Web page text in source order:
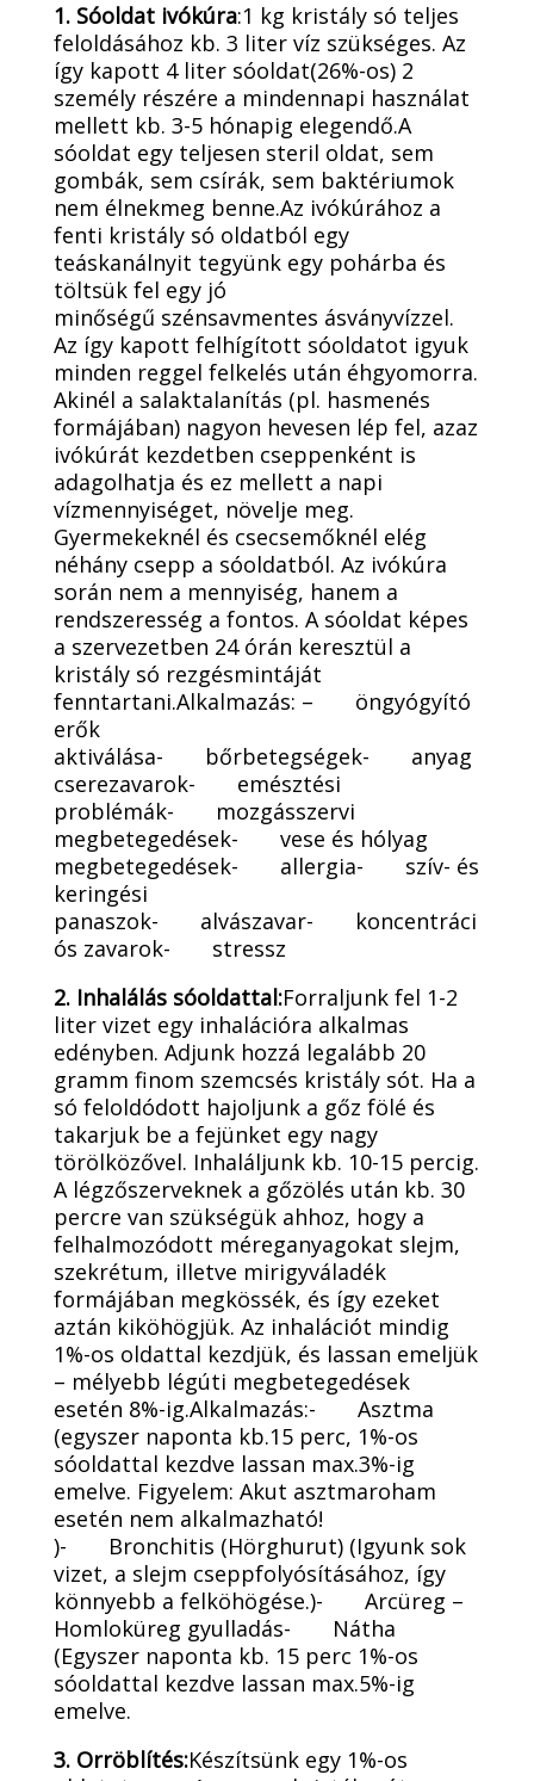
1. Sóoldat ivókúra:1 kg kristály só teljes
feloldásához kb. 3 liter víz szükséges. Az
így kapott 4 liter sóoldat(26%-os) 2
személy részére a mindennapi használat
mellett kb. 3-5 hónapig elegendő.A
sóoldat egy teljesen steril oldat, sem
gombák, sem csírák, sem baktériumok
nem élnekmeg benne.Az ivókúrához a
fenti kristály só oldatból egy
teáskanálnyit tegyünk egy pohárba és
töltsük fel egy jó
minőségű szénsavmentes ásványvízzel.
Az így kapott felhígított sóoldatot igyuk
minden reggel felkelés után éhgyomorra.
Akinél a salaktalanítás (pl. hasmenés
formájában) nagyon hevesen lép fel, azaz
ivókúrát kezdetben cseppenként is
adagolhatja és ez mellett a napi
vízmennyiséget, növelje meg.
Gyermekeknél és csecsemőknél elég
néhány csepp a sóoldatból. Az ivókúra
során nem a mennyiség, hanem a
rendszeresség a fontos. A sóoldat képes
a szervezetben 24 órán keresztül a
kristály só rezgésmintáját
fenntartani.Alkalmazás: – öngyógyító
erők
aktiválása- bőrbetegségek- anyag
cserezavarok- emésztési
problémák- mozgásszervi
megbetegedések- vese és hólyag
megbetegedések- allergia- szív- és
keringési
panaszok- alvászavar- koncentráci
ós zavarok- stressz
2. Inhalálás sóoldattal:Forraljunk fel 1-2
liter vizet egy inhalációra alkalmas
edényben. Adjunk hozzá legalább 20
gramm finom szemcsés kristály sót. Ha a
só feloldódott hajoljunk a gőz fölé és
takarjuk be a fejünket egy nagy
törölközővel. Inhaláljunk kb. 10-15 percig.
A légzőszerveknek a gőzölés után kb. 30
percre van szükségük ahhoz, hogy a
felhalmozódott méreganyagokat slejm,
szekrétum, illetve mirigyváladék
formájában megkössék, és így ezeket
aztán kiköhögjük. Az inhalációt mindig
1%-os oldattal kezdjük, és lassan emeljük
– mélyebb légúti megbetegedések
esetén 8%-ig.Alkalmazás:- Asztma
(egyszer naponta kb.15 perc, 1%-os
sóoldattal kezdve lassan max.3%-ig
emelve. Figyelem: Akut asztmaroham
esetén nem alkalmazható!
)- Bronchitis (Hörghurut) (Igyunk sok
vizet, a slejm cseppfolyósításához, így
könnyebb a felköhögése.)- Arcüreg –
Homloküreg gyulladás- Nátha
(Egyszer naponta kb. 15 perc 1%-os
sóoldattal kezdve lassan max.5%-ig
emelve.
3. Orröblítés:Készítsünk egy 1%-os